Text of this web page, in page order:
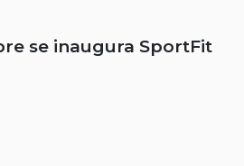
se inaugura SportFit